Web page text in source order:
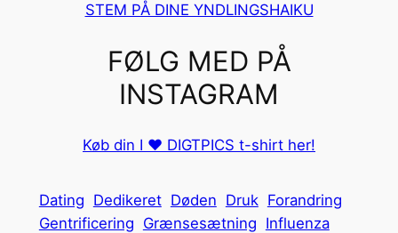
STEM PÅ DINE YNDLINGSHAIKU
FØLG MED PÅ
INSTAGRAM
Køb din I ❤️ DIGTPICS t-shirt her!
Dating Dedikeret Døden Druk Forandring
Gentrificering Grænsesætning Influenza